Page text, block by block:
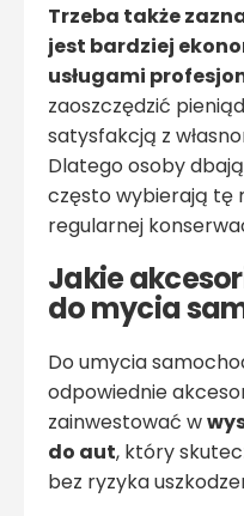
Trzeba także
jest bardziej
usługami
zaoszczędzić
satysfakcją z
Dlatego osoby
często wybierają tę
regularnej
Jakie
do mycia
Do umycia
odpowiednie
zainwestować w
do aut, który
bez ryzyka